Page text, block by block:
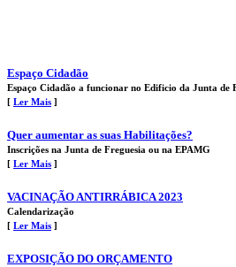
Espaço Cidadão
Espaço Cidadão a funcionar no Edificio da Junta de
[ Ler Mais ]
Quer aumentar as suas Habilitações?
Inscrições na Junta de Freguesia ou na EPAMG
[ Ler Mais ]
VACINAÇÃO ANTIRRÁBICA 2023
Calendarização
[ Ler Mais ]
EXPOSIÇÃO DO ORÇAMENTO